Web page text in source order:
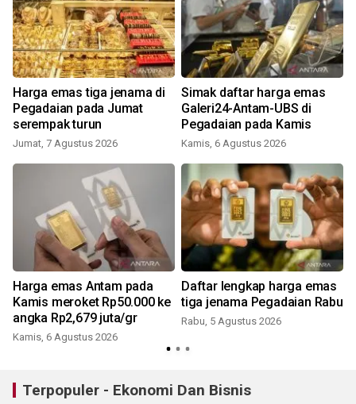
Harga emas tiga jenama di
Pegadaian pada Jumat
serempak turun
Jumat, 7 Agustus 2026
Simak daftar harga emas
Galeri24-Antam-UBS di
Pegadaian pada Kamis
Kamis, 6 Agustus 2026
Harga emas Antam pada
Kamis meroket Rp50.000 ke
angka Rp2,679 juta/gr
Kamis, 6 Agustus 2026
Daftar lengkap harga emas
tiga jenama Pegadaian Rabu
Rabu, 5 Agustus 2026
Terpopuler - Ekonomi Dan Bisnis